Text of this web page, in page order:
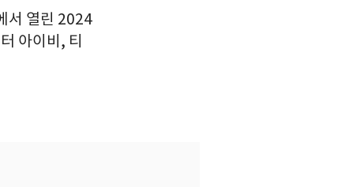
서 열린 2024
아이비, 티